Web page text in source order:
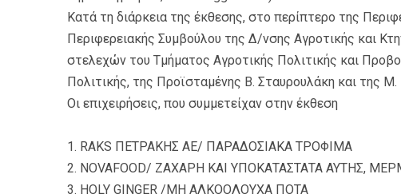
Κατά τη διάρκεια της έκθεσης, στο περίπτερο της
Περιφερειακής Συμβούλου της Δ/νσης Αγροτικής και
στελεχών του Τμήματος Αγροτικής Πολιτικής και
Πολιτικής, της Προϊσταμένης Β. Σταυρουλάκη και της
Οι επιχειρήσεις, που συμμετείχαν στην έκθεση
1. RAKS ΠΕΤΡΑΚΗΣ ΑΕ/ ΠΑΡΑΔΟΣΙΑΚΑ ΤΡΟΦΙΜΑ
2. NOVAFOOD/ ΖΑΧΑΡΗ ΚΑΙ ΥΠΟΚΑΤΑΣΤΑΤΑ ΑΥΤΗΣ,
3. HOLY GINGER /ΜΗ ΑΛΚΟΟΛΟΥΧΑ ΠΟΤΑ